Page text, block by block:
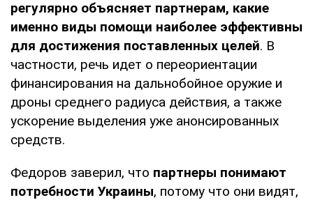
регулярно объясняет партнерам, какие
именно виды помощи наиболее эффективны
для достижения поставленных целей. В
частности, речь идет о переориентации
финансирования на дальнобойное оружие и
дроны среднего радиуса действия, а также
ускорение выделения уже анонсированных
средств.
Федоров заверил, что партнеры понимают
потребности Украины, потому что они видят,